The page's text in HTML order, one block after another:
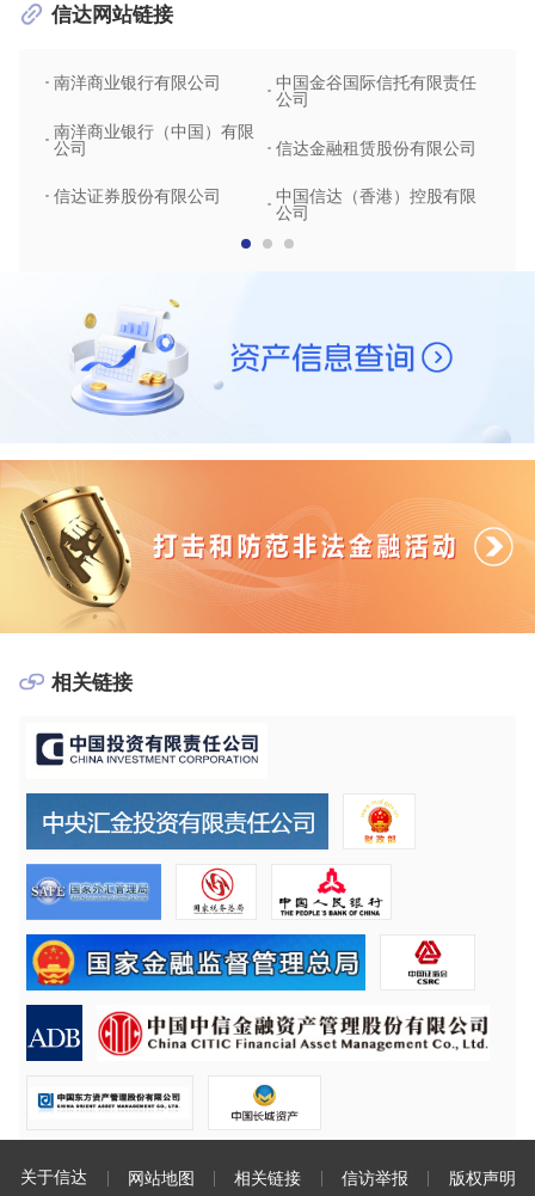
信达网站链接
南洋商业银行有限公司
南洋商业银行（中国）有限
公司
信达证券股份有限公司
中国金谷国际信托有限责任
公司
信达金融租赁股份有限公司
中国信达（香港）控股有限
公司
相关链接
关于信达 网站地图 相关链接 信访举报 版权声明